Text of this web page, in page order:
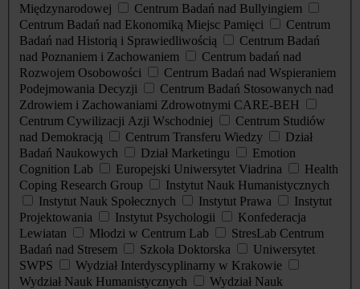
Międzynarodowej
Centrum Badań nad Bullyingiem
Centrum Badań nad Ekonomiką Miejsc Pamięci
Centrum
Badań nad Historią i Sprawiedliwością
Centrum Badań
nad Poznaniem i Zachowaniem
Centrum badań nad
Rozwojem Osobowości
Centrum Badań nad Wspieraniem
Podejmowania Decyzji
Centrum Badań Stosowanych nad
Zdrowiem i Zachowaniami Zdrowotnymi CARE-BEH
Centrum Cywilizacji Azji Wschodniej
Centrum Studiów
nad Demokracją
Centrum Transferu Wiedzy
Dział
Badań Naukowych
Dział Marketingu
Emotion
Cognition Lab
Europejski Uniwersytet Viadrina
Health
Coping Research Group
Instytut Nauk Humanistycznych
Instytut Nauk Społecznych
Instytut Prawa
Instytut
Projektowania
Instytut Psychologii
Konfederacja
Lewiatan
Młodzi w Centrum Lab
StresLab Centrum
Badań nad Stresem
Szkoła Doktorska
Uniwersytet
SWPS
Wydział Interdyscyplinarny w Krakowie
Wydział Nauk Humanistycznych
Wydział Nauk